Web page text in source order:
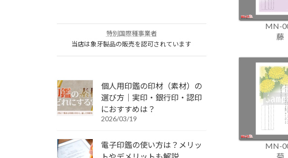
MN-
藤
MN-
特別国際種事業者
当店は象牙製品の販売を認可されています
個人用印鑑の印材（素材）の
選び方｜実印・銀行印・認印
におすすめは？
2026/03/19
電子印鑑の使い方は？メリッ
トやデメリットも解説